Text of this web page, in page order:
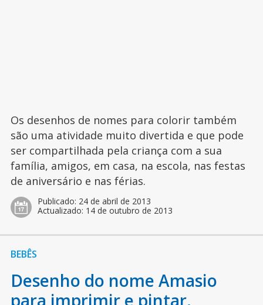
Os desenhos de nomes para colorir também
são uma atividade muito divertida e que pode
ser compartilhada pela criança com a sua
família, amigos, em casa, na escola, nas festas
de aniversário e nas férias.
Publicado: 24 de abril de 2013
Actualizado: 14 de outubro de 2013
BEBÊS
Desenho do nome Amasio
para imprimir e pintar.